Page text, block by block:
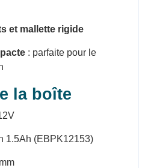
et mallette rigide
: parfaite pour le
la boîte
1.5Ah (EBPK12153)